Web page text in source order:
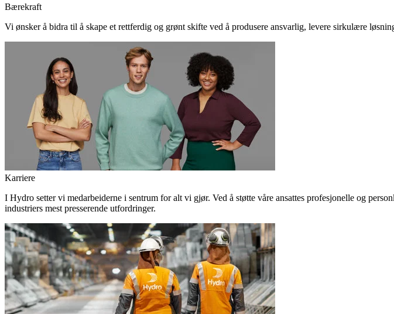
Bærekraft
Vi ønsker å bidra til å skape et rettferdig og grønt skifte ved å produsere ansvarlig, levere sirkulære
Karriere
I Hydro setter vi medarbeiderne i sentrum for alt vi gjør. Ved å støtte våre ansattes profesjonelle og
industriers mest presserende utfordringer.